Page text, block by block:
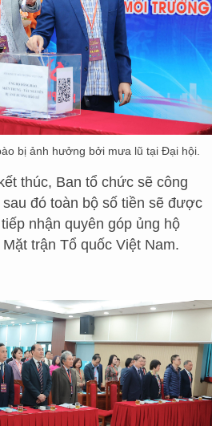
bị ảnh hưởng bởi mưa lũ tại Đại hội.
thúc, Ban tổ chức sẽ công
đó toàn bộ số tiền sẽ được
nhận quyên góp ủng hộ
trận Tổ quốc Việt Nam.